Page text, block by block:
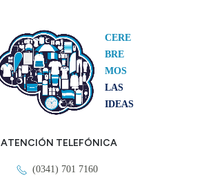
CERE
BRE
MOS
LAS
IDEAS
ATENCIÓN TELEFÓNICA
(0341) 701 7160